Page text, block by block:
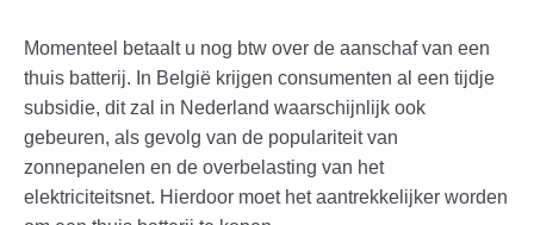
Momenteel betaalt u nog btw over de aanschaf van een
thuis batterij. In België krijgen consumenten al een tijdje
subsidie, dit zal in Nederland waarschijnlijk ook
gebeuren, als gevolg van de populariteit van
zonnepanelen en de overbelasting van het
elektriciteitsnet. Hierdoor moet het aantrekkelijker worden